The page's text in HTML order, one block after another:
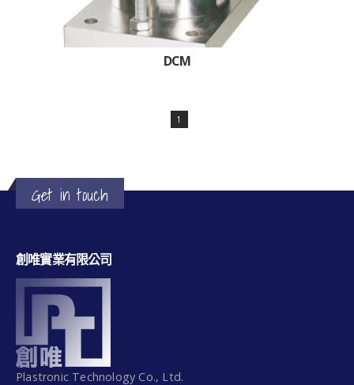
DCM
1
Get in touch
創唯實業有限公司
Plastronic Technology Co., Ltd.